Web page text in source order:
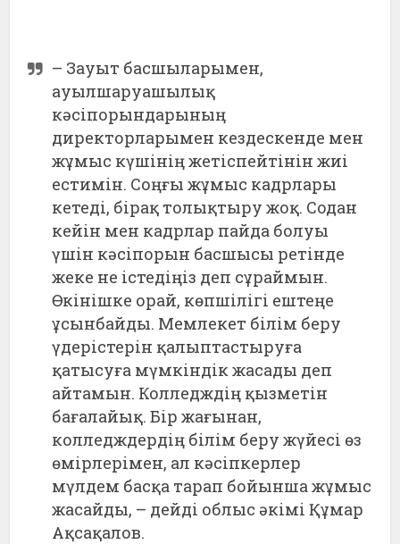
– Зауыт басшыларымен,
ауылшаруашылық
кәсіпорындарының
директорларымен кездескенде мен
жұмыс күшінің жетіспейтінін жиі
естимін. Соңғы жұмыс кадрлары
кетеді, бірақ толықтыру жоқ. Содан
кейін мен кадрлар пайда болуы
үшін кәсіпорын басшысы ретінде
жеке не істедіңіз деп сұраймын.
Өкінішке орай, көпшілігі ештеңе
ұсынбайды. Мемлекет білім беру
үдерістерін қалыптастыруға
қатысуға мүмкіндік жасады деп
айтамын. Колледждің қызметін
бағалайық. Бір жағынан,
колледждердің білім беру жүйесі өз
өмірлерімен, ал кәсіпкерлер
мүлдем басқа тарап бойынша жұмыс
жасайды, – дейді облыс әкімі Құмар
Ақсақалов.